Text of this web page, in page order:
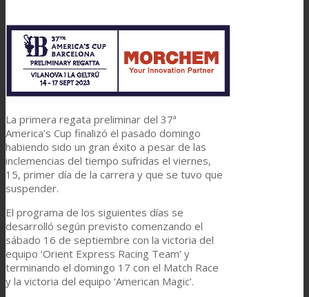
Laminación de paneles
Laminación técnica
Laminación textil
Resinas de Poliuretano para tintas de impresión
Innovación
I+D
La primera regata preliminar del 37ª
America’s Cup finalizó el pasado domingo
habiendo sido un gran éxito a pesar de las
inclemencias del tiempo sufridas el viernes,
15, primer día de la carrera y que se tuvo que
suspender.
El programa de los siguientes días se
desarrolló según previsto comenzando el
sábado 16 de septiembre con la victoria del
equipo ‘Orient Express Racing Team’ y
terminando el domingo 17 con el Match Race
y la victoria del equipo ‘American Magic’.